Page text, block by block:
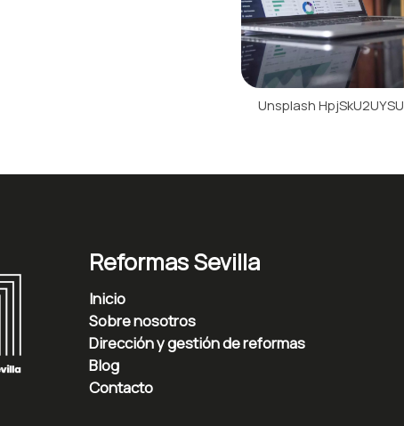
Unsplash HpjSkU2UYSU
Reformas Sevilla
Inicio
Sobre nosotros
Dirección y gestión de reformas
Blog
Contacto